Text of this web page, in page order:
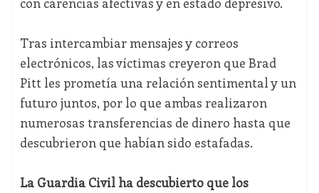
Tras intercambiar mensajes y correos
electrónicos, las víctimas creyeron que Brad
Pitt les prometía una relación sentimental y un
futuro juntos, por lo que ambas realizaron
numerosas transferencias de dinero hasta que
descubrieron que habían sido estafadas.
La Guardia Civil ha descubierto que los